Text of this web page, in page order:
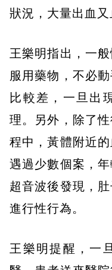
狀況，大量出血又
王樂明指出，一
服用藥物，不必
比較差，一旦出
理。另外，除了
程中，黃體附近
遇過少數個案，
超音波後發現，
進行性行為。
王樂明提醒，一